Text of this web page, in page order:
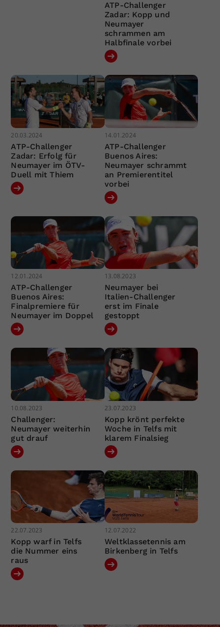
ATP-Challenger
Zadar: Kopp und
Neumayer
schrammen am
Halbfinale vorbei
20.03.2024
ATP-Challenger
Zadar: Erfolg für
Neumayer im ÖTV-
Duell mit Thiem
14.01.2024
ATP-Challenger
Buenos Aires:
Neumayer schrammt
an Premierentitel
vorbei
12.01.2024
ATP-Challenger
Buenos Aires:
Finalpremiere für
Neumayer im Doppel
13.08.2023
Neumayer bei
Italien-Challenger
erst im Finale
gestoppt
10.08.2023
Challenger:
Neumayer weiterhin
gut drauf
23.07.2023
Kopp krönt perfekte
Woche in Telfs mit
klarem Finalsieg
22.07.2023
Kopp warf in Telfs
die Nummer eins
raus
12.07.2022
Weltklassetennis am
Birkenberg in Telfs